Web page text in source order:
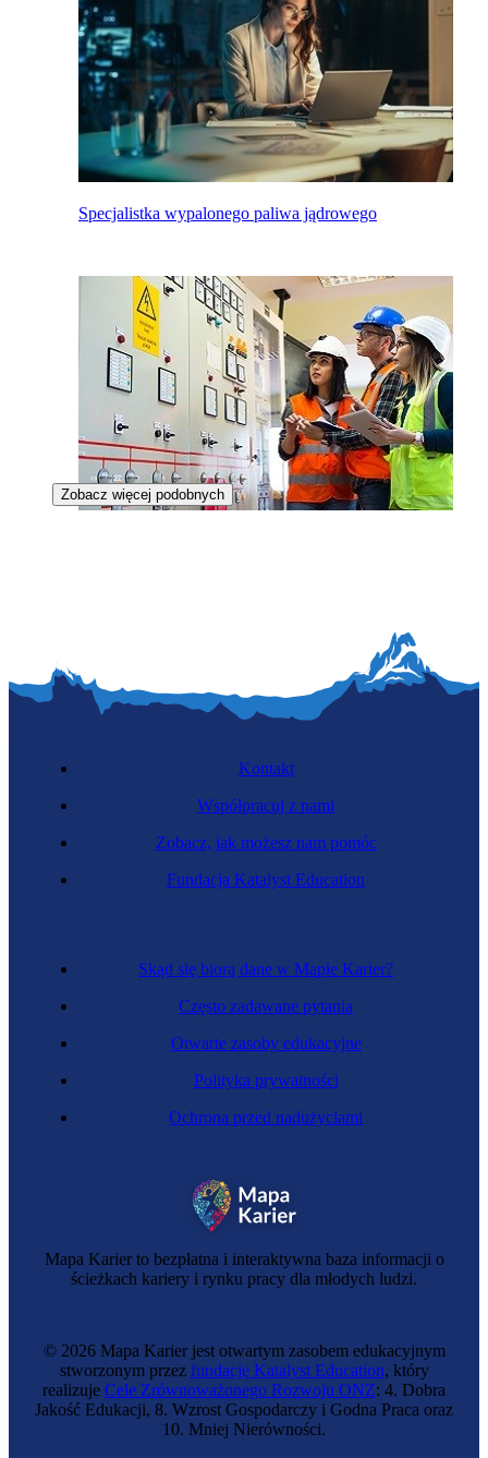
Specjalistka wypalonego paliwa jądrowego
Laborantka chemiczna
Inżynierka elektryczka
Zobacz więcej podobnych
Mapa Karier to bezpłatna i interaktywna baza informacji o
ścieżkach kariery i rynku pracy dla młodych ludzi.
Skąd się biorą dane w Mapie Karier?
Często zadawane pytania
Otwarte zasoby edukacyjne
Polityka prywatności
Ochrona przed nadużyciami
Kontakt
Współpracuj z nami
Zobacz, jak możesz nam pomóc
Fundacja Katalyst Education
© 2026 Mapa Karier jest otwartym zasobem edukacyjnym
stworzonym przez fundację Katalyst Education, który
realizuje Cele Zrównoważonego Rozwoju ONZ: 4. Dobra
Jakość Edukacji, 8. Wzrost Gospodarczy i Godna Praca oraz
10. Mniej Nierówności.